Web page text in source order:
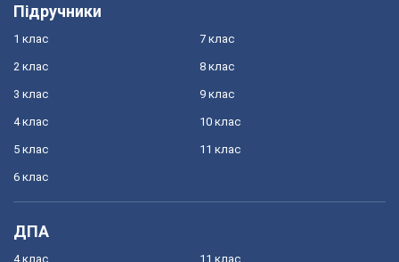
Підручники
1 клас
2 клас
3 клас
4 клас
5 клас
6 клас
7 клас
8 клас
9 клас
10 клас
11 клас
ДПА
4 клас 11 клас